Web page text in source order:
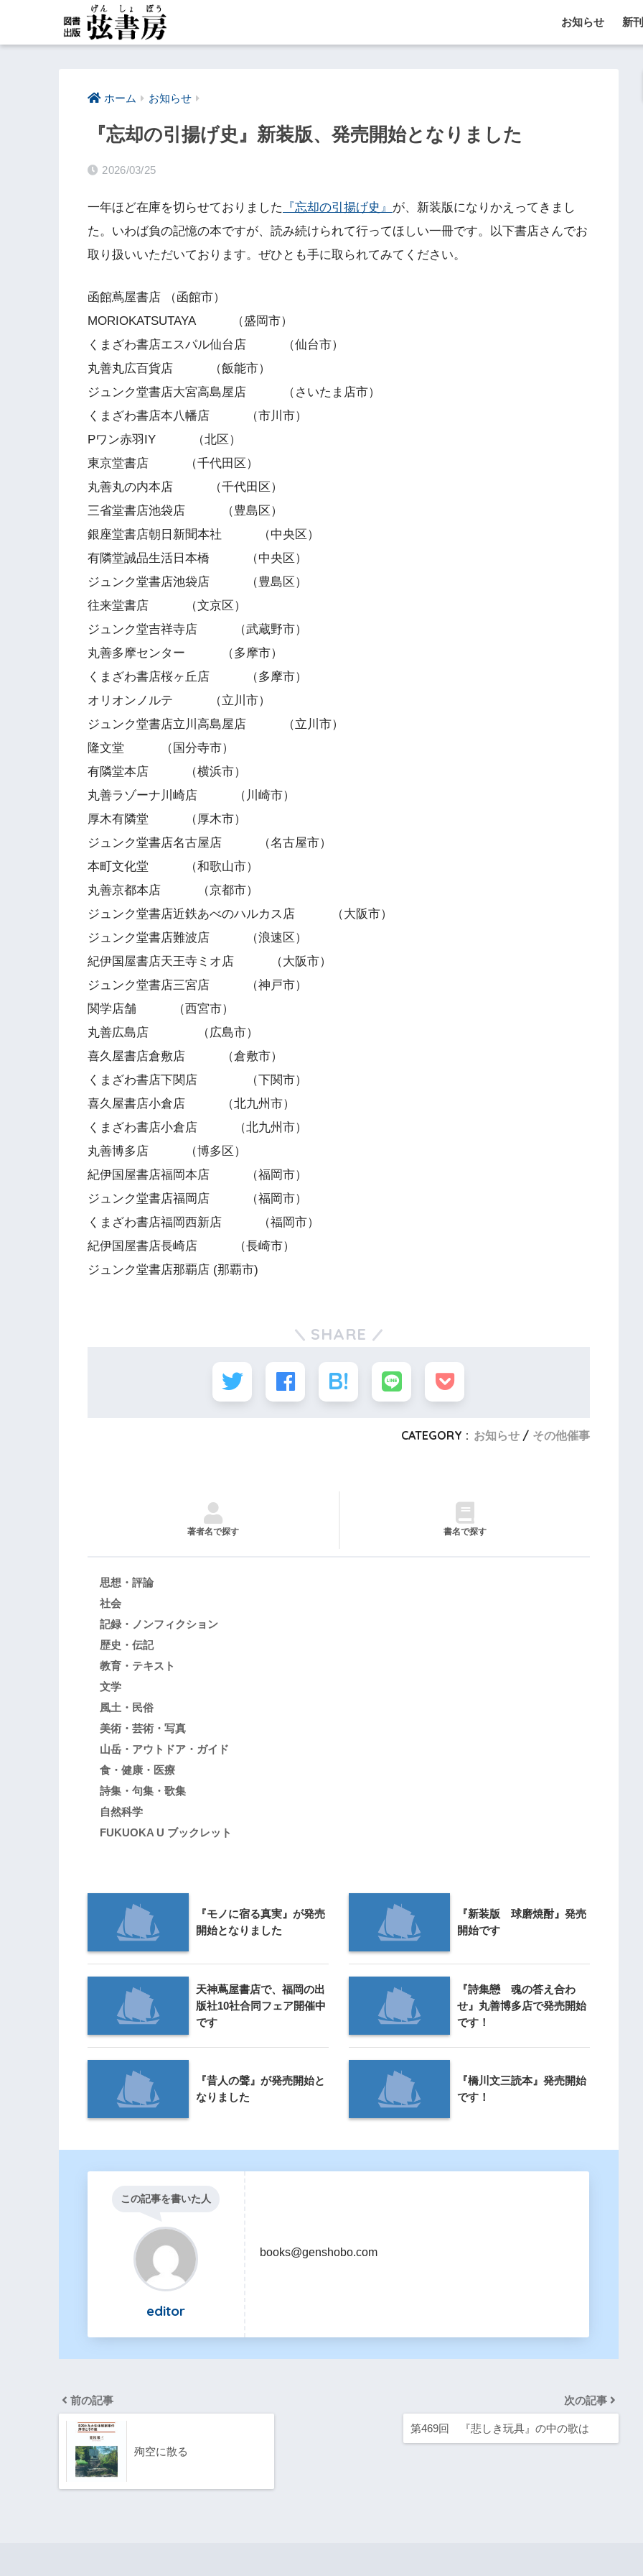
お知らせ 新
ホーム お知らせ
『忘却の引揚げ史』新装版、発売開始となりました
2026/03/25
一年ほど在庫を切らせておりました 『忘却の引揚げ史』 が、新装版になりかえってきまし
た。いわば負の記憶の本ですが、読み続けられて行ってほしい一冊です。以下書店さんでお
取り扱いいただいております。ぜひとも手に取られてみてください。
函館蔦屋書店 （函館市）
MORIOKATSUTAYA （盛岡市）
くまざわ書店エスパル仙台店 （仙台市）
丸善丸広百貨店 （飯能市）
ジュンク堂書店大宮高島屋店 （さいたま店市）
くまざわ書店本八幡店 （市川市）
Pワン赤羽IY （北区）
東京堂書店 （千代田区）
丸善丸の内本店 （千代田区）
三省堂書店池袋店 （豊島区）
銀座堂書店朝日新聞本社 （中央区）
有隣堂誠品生活日本橋 （中央区）
ジュンク堂書店池袋店 （豊島区）
往来堂書店 （文京区）
ジュンク堂吉祥寺店 （武蔵野市）
丸善多摩センター （多摩市）
くまざわ書店桜ヶ丘店 （多摩市）
オリオンノルテ （立川市）
ジュンク堂書店立川高島屋店 （立川市）
隆文堂 （国分寺市）
有隣堂本店 （横浜市）
丸善ラゾーナ川崎店 （川崎市）
厚木有隣堂 （厚木市）
ジュンク堂書店名古屋店 （名古屋市）
本町文化堂 （和歌山市）
丸善京都本店 （京都市）
ジュンク堂書店近鉄あべのハルカス店 （大阪市）
ジュンク堂書店難波店 （浪速区）
紀伊国屋書店天王寺ミオ店 （大阪市）
ジュンク堂書店三宮店 （神戸市）
関学店舗 （西宮市）
丸善広島店 （広島市）
喜久屋書店倉敷店 （倉敷市）
くまざわ書店下関店 （下関市）
喜久屋書店小倉店 （北九州市）
くまざわ書店小倉店 （北九州市）
丸善博多店 （博多区）
紀伊国屋書店福岡本店 （福岡市）
ジュンク堂書店福岡店 （福岡市）
くまざわ書店福岡西新店 （福岡市）
紀伊国屋書店長崎店 （長崎市）
ジュンク堂書店那覇店 (那覇市)
SHARE
CATEGORY : お知らせ その他催事
著者名で探す 書名で探す
思想・評論
社会
記録・ノンフィクション
歴史・伝記
教育・テキスト
文学
風土・民俗
美術・芸術・写真
山岳・アウトドア・ガイド
食・健康・医療
詩集・句集・歌集
自然科学
FUKUOKA U ブックレット
『モノに宿る真実』が発売
開始となりました
『新装版 球磨焼酎』発売
開始です
天神蔦屋書店で、福岡の出
版社10社合同フェア開催中
です
『詩集戀 魂の答え合わ
せ』丸善博多店で発売開始
です！
『昔人の聲』が発売開始と
なりました
『橋川文三読本』発売開始
です！
この記事を書いた人
editor
books@genshobo.com
前の記事
殉空に散る
次の記事
第469回 『悲しき玩具』の中の歌は